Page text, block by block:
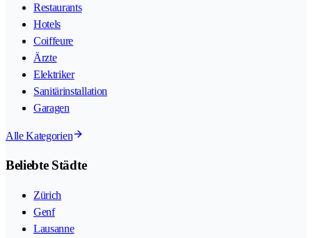
Restaurants
Hotels
Coiffeure
Ärzte
Elektriker
Sanitärinstallation
Garagen
Alle Kategorien
Beliebte Städte
Zürich
Genf
Lausanne